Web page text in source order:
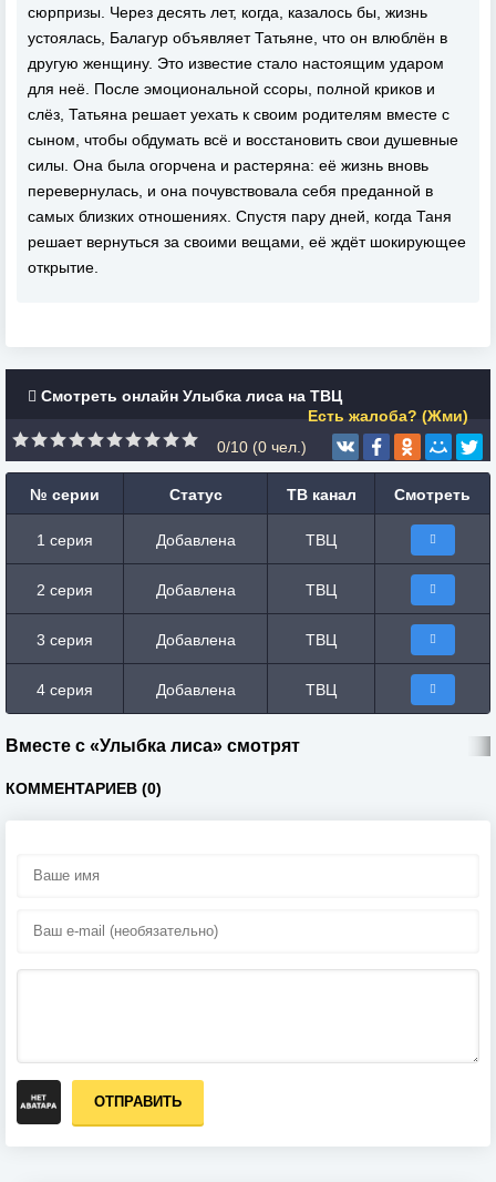
сюрпризы. Через десять лет, когда, казалось бы, жизнь
устоялась, Балагур объявляет Татьяне, что он влюблён в
другую женщину. Это известие стало настоящим ударом
для неё. После эмоциональной ссоры, полной криков и
слёз, Татьяна решает уехать к своим родителям вместе с
сыном, чтобы обдумать всё и восстановить свои душевные
силы. Она была огорчена и растеряна: её жизнь вновь
перевернулась, и она почувствовала себя преданной в
самых близких отношениях. Спустя пару дней, когда Таня
решает вернуться за своими вещами, её ждёт шокирующее
открытие.
Смотреть онлайн Улыбка лиса на ТВЦ
Есть жалоба? (Жми)
0/10 (0 чел.)
№ серии Статус ТВ канал Смотреть
1 серия Добавлена ТВЦ
2 серия Добавлена ТВЦ
3 серия Добавлена ТВЦ
4 серия Добавлена ТВЦ
Вместе с «Улыбка лиса» смотрят
КОММЕНТАРИЕВ (0)
ОТПРАВИТЬ